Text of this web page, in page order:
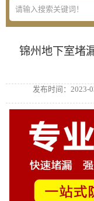
锦州地下室堵
发布时间：2023-